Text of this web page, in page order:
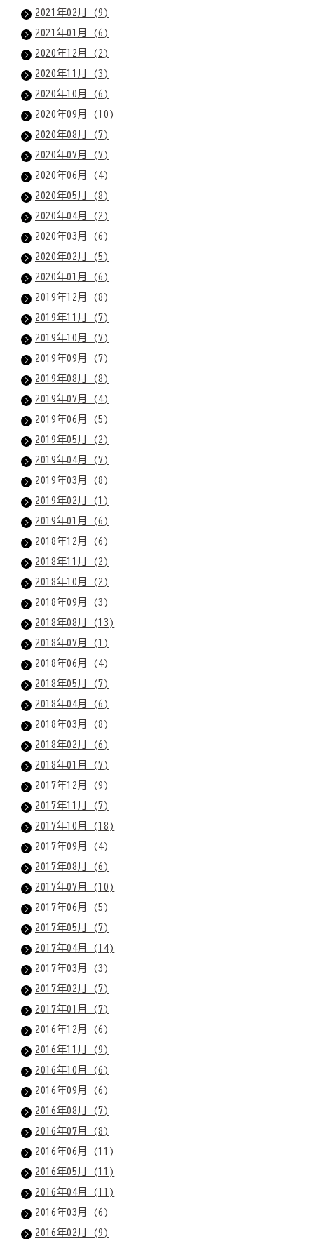
2021年02月 (9)
2021年01月 (6)
2020年12月 (2)
2020年11月 (3)
2020年10月 (6)
2020年09月 (10)
2020年08月 (7)
2020年07月 (7)
2020年06月 (4)
2020年05月 (8)
2020年04月 (2)
2020年03月 (6)
2020年02月 (5)
2020年01月 (6)
2019年12月 (8)
2019年11月 (7)
2019年10月 (7)
2019年09月 (7)
2019年08月 (8)
2019年07月 (4)
2019年06月 (5)
2019年05月 (2)
2019年04月 (7)
2019年03月 (8)
2019年02月 (1)
2019年01月 (6)
2018年12月 (6)
2018年11月 (2)
2018年10月 (2)
2018年09月 (3)
2018年08月 (13)
2018年07月 (1)
2018年06月 (4)
2018年05月 (7)
2018年04月 (6)
2018年03月 (8)
2018年02月 (6)
2018年01月 (7)
2017年12月 (9)
2017年11月 (7)
2017年10月 (18)
2017年09月 (4)
2017年08月 (6)
2017年07月 (10)
2017年06月 (5)
2017年05月 (7)
2017年04月 (14)
2017年03月 (3)
2017年02月 (7)
2017年01月 (7)
2016年12月 (6)
2016年11月 (9)
2016年10月 (6)
2016年09月 (6)
2016年08月 (7)
2016年07月 (8)
2016年06月 (11)
2016年05月 (11)
2016年04月 (11)
2016年03月 (6)
2016年02月 (9)